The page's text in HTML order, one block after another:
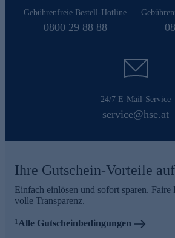
Gebührenfreie Bestell-Hotline
0800 29 88 88
24/7 E-Mail-Service
service@hse.at
Ihre Gutschein-Vorteile
Einfach einlösen und sofort sparen. Faire
volle Transparenz.
1 Alle Gutscheinbedingungen